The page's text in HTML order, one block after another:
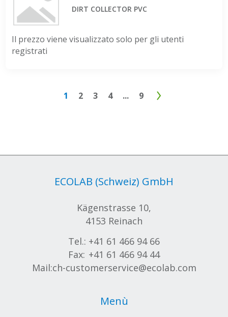
DIRT COLLECTOR PVC
Il prezzo viene visualizzato solo per gli utenti
registrati
1 2 3 4 ... 9
ECOLAB (Schweiz) GmbH
Kägenstrasse 10,
4153 Reinach
Tel.: +41 61 466 94 66
Fax: +41 61 466 94 44
Mail:ch-customerservice@ecolab.com
Menù